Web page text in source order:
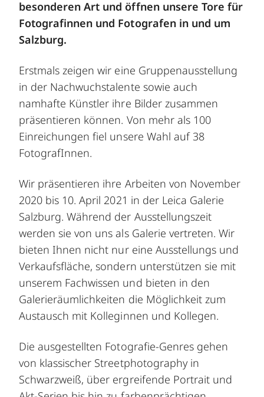
besonderen Art und öffnen unsere Tore für
Fotografinnen und Fotografen in und um
Salzburg.
Erstmals zeigen wir eine Gruppenausstellung
in der Nachwuchstalente sowie auch
namhafte Künstler ihre Bilder zusammen
präsentieren können. Von mehr als 100
Einreichungen fiel unsere Wahl auf 38
FotografInnen.
Wir präsentieren ihre Arbeiten von November
2020 bis 10. April 2021 in der Leica Galerie
Salzburg. Während der Ausstellungszeit
werden sie von uns als Galerie vertreten. Wir
bieten Ihnen nicht nur eine Ausstellungs und
Verkaufsfläche, sondern unterstützen sie mit
unserem Fachwissen und bieten in den
Galerieräumlichkeiten die Möglichkeit zum
Austausch mit Kolleginnen und Kollegen.
Die ausgestellten Fotografie-Genres gehen
von klassischer Streetphotography in
Schwarzweiß, über ergreifende Portrait und